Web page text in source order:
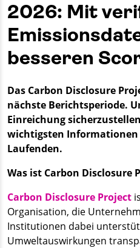
2026: Mit
besseren
Das Carbon Disclosure
nächste Berichtsperiode.
Einreichung
wichtigsten Informationen
Laufenden.
Was ist Carbon Disclosure
Carbon Disclosure Project
Organisation, die
Institutionen dabei
Umweltauswirkungen